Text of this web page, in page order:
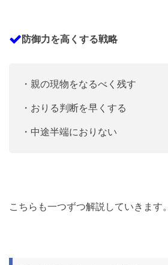
防御力を高くする戦略
・親の現物をなるべく残す
・おりる判断を早くする
・中途半端におりない
こちらも一つずつ解説していきます。